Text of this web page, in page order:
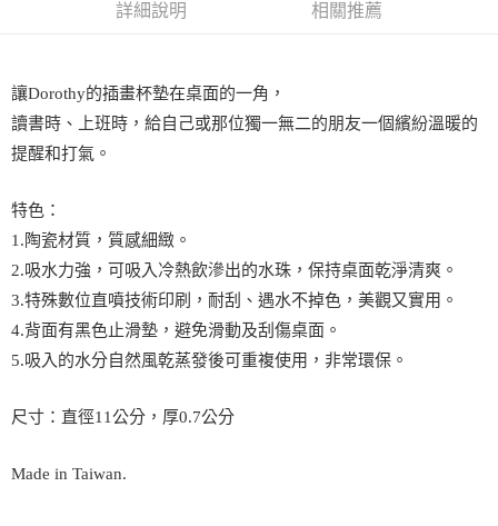
詳細說明 相關推薦
讓Dorothy的插畫杯墊在桌面的一角，
讀書時、上班時，給自己或那位獨一無二的朋友一個繽紛溫暖的
提醒和打氣。
特色：
1.陶瓷材質，質感細緻。
2.吸水力強，可吸入冷熱飲滲出的水珠，保持桌面乾淨清爽。
3.特殊數位直噴技術印刷，耐刮、遇水不掉色，美觀又實用。
4.背面有黑色止滑墊，避免滑動及刮傷桌面。
5.吸入的水分自然風乾蒸發後可重複使用，非常環保。
尺寸：直徑11公分，厚0.7公分
Made in Taiwan.